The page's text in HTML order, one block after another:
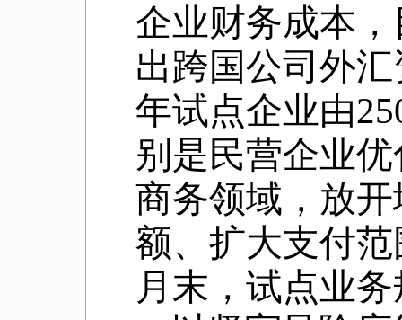
企业财务成本
出跨国公司外
年试点企业由
别是民营企业
商务领域，放
额、扩大支付
月末，试点业